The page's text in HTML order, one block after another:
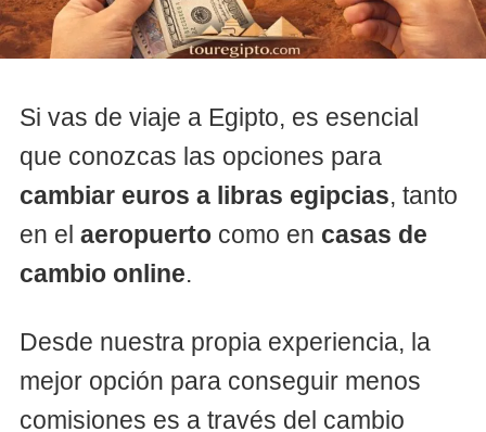
Si vas de viaje a Egipto, es esencial
que conozcas las opciones para
cambiar euros a libras egipcias, tanto
en el aeropuerto como en casas de
cambio online.
Desde nuestra propia experiencia, la
mejor opción para conseguir menos
comisiones es a través del cambio